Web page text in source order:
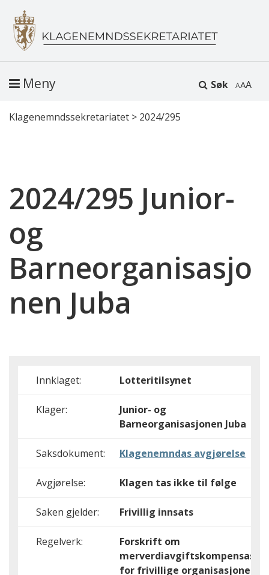
Søk A
Meny
Klagenemndssekretariatet > 2024/295
2024/295 Junior-
og
Barneorganisasjo
nen Juba
Innklaget: Lotteritilsynet
Klager:
Junior- og
Barneorganisasjonen Juba
Saksdokument: Klagenemndas avgjørelse
Avgjørelse: Klagen tas ikke til følge
Saken gjelder: Frivillig innsats
Regelverk:
Forskrift om
for frivillige organisasjoner